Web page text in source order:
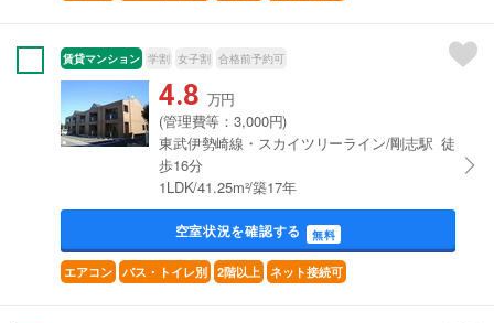
賃貸マンション 学割 女子割 合格前予約可
4.8 万円
(管理費等：3,000円)
東武伊勢崎線・スカイツリーライン/剛志駅 徒
歩16分
1LDK/41.25m²/築17年
空室状況を確認する 無料
エアコン バス・トイレ別 2階以上 ネット接続可